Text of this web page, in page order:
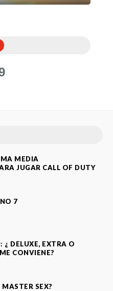
MEDIA
JUGAR CALL OF DUTY
7
¿ DELUXE, EXTRA O
CONVIENE?
SEX?